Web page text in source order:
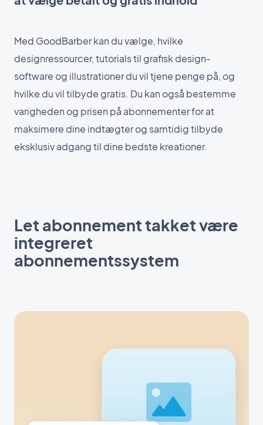
Med GoodBarber kan du vælge, hvilke
designressourcer, tutorials til grafisk design-
software og illustrationer du vil tjene penge på, og
hvilke du vil tilbyde gratis. Du kan også bestemme
varigheden og prisen på abonnementer for at
maksimere dine indtægter og samtidig tilbyde
eksklusiv adgang til dine bedste kreationer.
Let abonnement takket være
integreret
abonnementssystem